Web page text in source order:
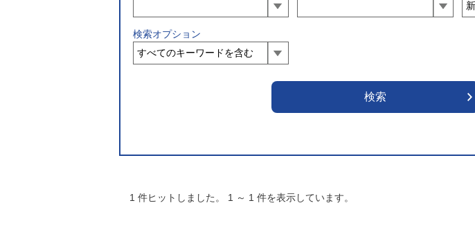
検索オプション
1 件ヒットしました。 1 ～ 1 件を表示しています。